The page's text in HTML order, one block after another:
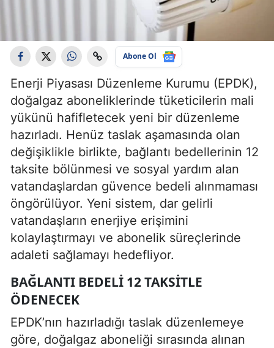
Abone Ol
Enerji Piyasası Düzenleme Kurumu (EPDK),
doğalgaz aboneliklerinde tüketicilerin mali
yükünü hafifletecek yeni bir düzenleme
hazırladı. Henüz taslak aşamasında olan
değişiklikle birlikte, bağlantı bedellerinin 12
taksite bölünmesi ve sosyal yardım alan
vatandaşlardan güvence bedeli alınmaması
öngörülüyor. Yeni sistem, dar gelirli
vatandaşların enerjiye erişimini
kolaylaştırmayı ve abonelik süreçlerinde
adaleti sağlamayı hedefliyor.
BAĞLANTI BEDELI 12 TAKSITLE
ÖDENECEK
EPDK’nın hazırladığı taslak düzenlemeye
göre, doğalgaz aboneliği sırasında alınan